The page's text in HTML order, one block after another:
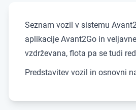
Seznam vozil v sistemu
aplikacije Avant2Go in
vzdrževana, flota pa se tudi
Predstavitev vozil in osnovni